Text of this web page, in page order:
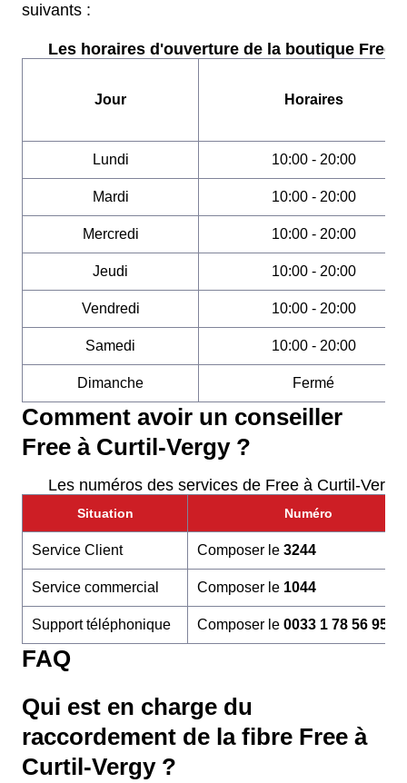
suivants :
Les horaires d'ouverture de la boutique Free :
Jour Horaires
Lundi 10:00 - 20:00
Mardi 10:00 - 20:00
Mercredi 10:00 - 20:00
Jeudi 10:00 - 20:00
Vendredi 10:00 - 20:00
Samedi 10:00 - 20:00
Dimanche Fermé
Comment avoir un conseiller
Free à Curtil-Vergy ?
Les numéros des services de Free à Curtil-Vergy
Situation Numéro
Service Client Composer le 3244
Service commercial Composer le 1044
Support téléphonique Composer le 0033 1 78 56 95 60
FAQ
Qui est en charge du
raccordement de la fibre Free à
Curtil-Vergy ?